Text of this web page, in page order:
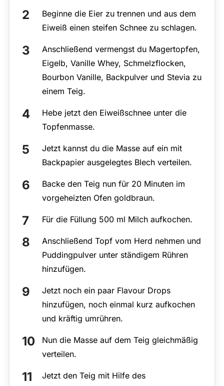
Beginne die Eier zu trennen und aus dem
Eiweiß einen steifen Schnee zu schlagen.
Anschließend vermengst du Magertopfen,
Eigelb, Vanille Whey, Schmelzflocken,
Bourbon Vanille, Backpulver und Stevia zu
einem Teig.
Hebe jetzt den Eiweißschnee unter die
Topfenmasse.
Jetzt kannst du die Masse auf ein mit
Backpapier ausgelegtes Blech verteilen.
Backe den Teig nun für 20 Minuten im
vorgeheizten Ofen goldbraun.
Für die Füllung 500 ml Milch aufkochen.
Anschließend Topf vom Herd nehmen und
Puddingpulver unter ständigem Rühren
hinzufügen.
Jetzt noch ein paar Flavour Drops
hinzufügen, noch einmal kurz aufkochen
und kräftig umrühren.
Nun die Masse auf dem Teig gleichmäßig
verteilen.
Jetzt den Teig mit Hilfe des